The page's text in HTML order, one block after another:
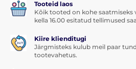
Pakendi sisu:
1x kuiv salvrätik
Tooteid laos
Kõik tooted on kohe saatmiseks
kella 16.00 esitatud tellimused
Kiire klienditugi
Järgmisteks kulub meil paar
tootevahetus.